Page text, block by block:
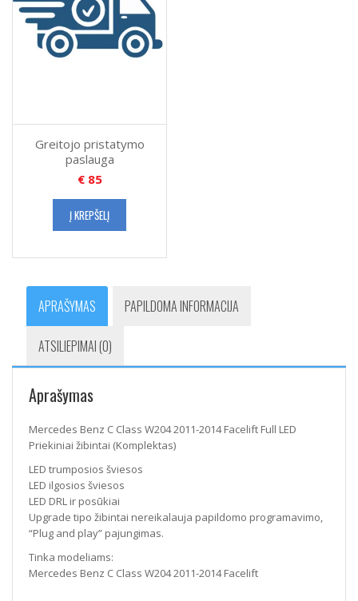
Greitojo pristatymo
paslauga
€85
Į KREPŠELĮ
APRAŠYMAS PAPILDOMA INFORMACIJA
ATSILIEPIMAI (0)
Aprašymas
Mercedes Benz C Class W204 2011-2014 Facelift Full LED
Priekiniai žibintai (Komplektas)
LED trumposios šviesos
LED ilgosios šviesos
LED DRL ir posūkiai
Upgrade tipo žibintai nereikalauja papildomo programavimo,
“Plug and play” pajungimas.
Tinka modeliams:
Mercedes Benz C Class W204 2011-2014 Facelift